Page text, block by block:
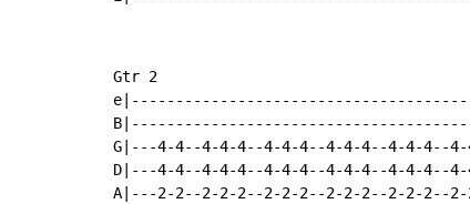
Gtr 2
G|---4-4--4-4-4--4-4-4--4-4-4--4-4-4--4-
D|---4-4--4-4-4--4-4-4--4-4-4--4-4-4--4-
A|---2-2--2-2-2--2-2-2--2-2-2--2-2-2--2-